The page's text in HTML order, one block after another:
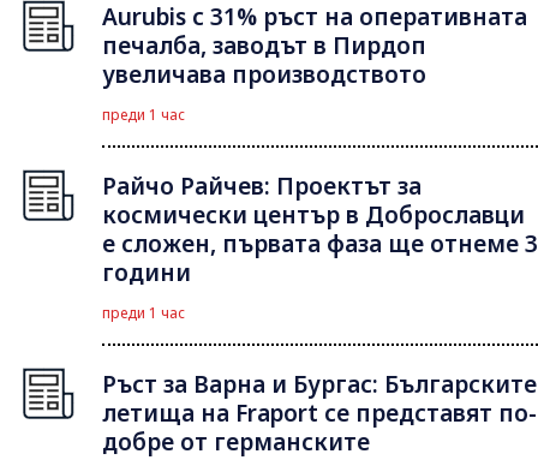
Aurubis с 31% ръст на оперативната
печалба, заводът в Пирдоп
увеличава производството
преди 1 час
Райчо Райчев: Проектът за
космически център в Доброславци
е сложен, първата фаза ще отнеме 3
години
преди 1 час
Ръст за Варна и Бургас: Българските
летища на Fraport се представят по-
добре от германските